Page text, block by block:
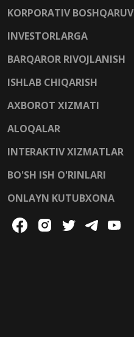
KORPORATIV BOSHQARUV
INVESTORLARGA
BARQAROR RIVOJLANISH
ISHLAB CHIQARISH
AXBOROT XIZMATI
ALOQALAR
INTERAKTIV XIZMATLAR
BO'SH ISH O'RINLARI
ONLAYN KUTUBXONA